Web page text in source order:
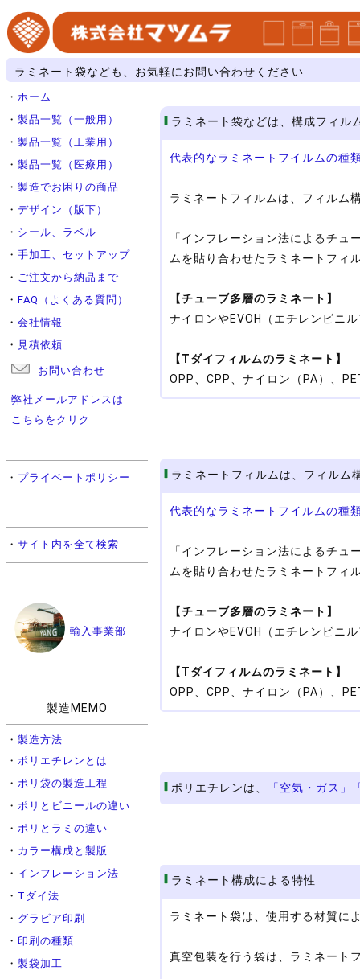
ラミネート袋なども、お気軽にお問い合わせください
・ ホーム
・ 製品一覧（一般用）
・ 製品一覧（工業用）
・ 製品一覧（医療用）
・ 製造でお困りの商品
・ デザイン（版下）
・ シール、ラベル
・ 手加工、セットアップ
・ ご注文から納品まで
・ FAQ（よくある質問）
・ 会社情報
・ 見積依頼
お問い合わせ
弊社メールアドレスは
こちらをクリク
・ プライベートポリシー
・ サイト内を全て検索
輸入事業部
製造MEMO
・ 製造方法
・ ポリエチレンとは
・ ポリ袋の製造工程
・ ポリとビニールの違い
・ ポリとラミの違い
・ カラー構成と製版
・ インフレーション法
・ Tダイ法
・ グラビア印刷
・ 印刷の種類
・ 製袋加工
ラミネート袋などは、構成フィル
代表的なラミネートフイルムの種
ラミネートフィルムは、フィルム
「インフレーション法によるチ
ムを貼り合わせたラミネートフィ
【チューブ多層のラミネート】
ナイロンやEVOH（エチレンビニ
【Tダイフィルムのラミネート】
OPP、CPP、ナイロン（PA）、
ラミネートフィルムは、フィルム
代表的なラミネートフイルムの種
「インフレーション法によるチ
ムを貼り合わせたラミネートフィ
【チューブ多層のラミネート】
ナイロンやEVOH（エチレンビニ
【Tダイフィルムのラミネート】
OPP、CPP、ナイロン（PA）、
ポリエチレンは、 「空気・ガス
ラミネート構成による特性
ラミネート袋は、使用する材質に
真空包装を行う袋は、ラミネート